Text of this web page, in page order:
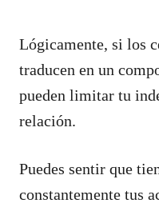
Lógicamente, si los
traducen en un
pueden limitar tu
relación.
Puedes sentir que
constantemente tus